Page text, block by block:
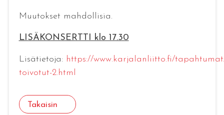
Muutokset mahdollisia.
LISÄKONSERTTI klo 17.30
Lisätietoja: https://www.karjalanliitto.fi/
toivotut-2.html
Takaisin